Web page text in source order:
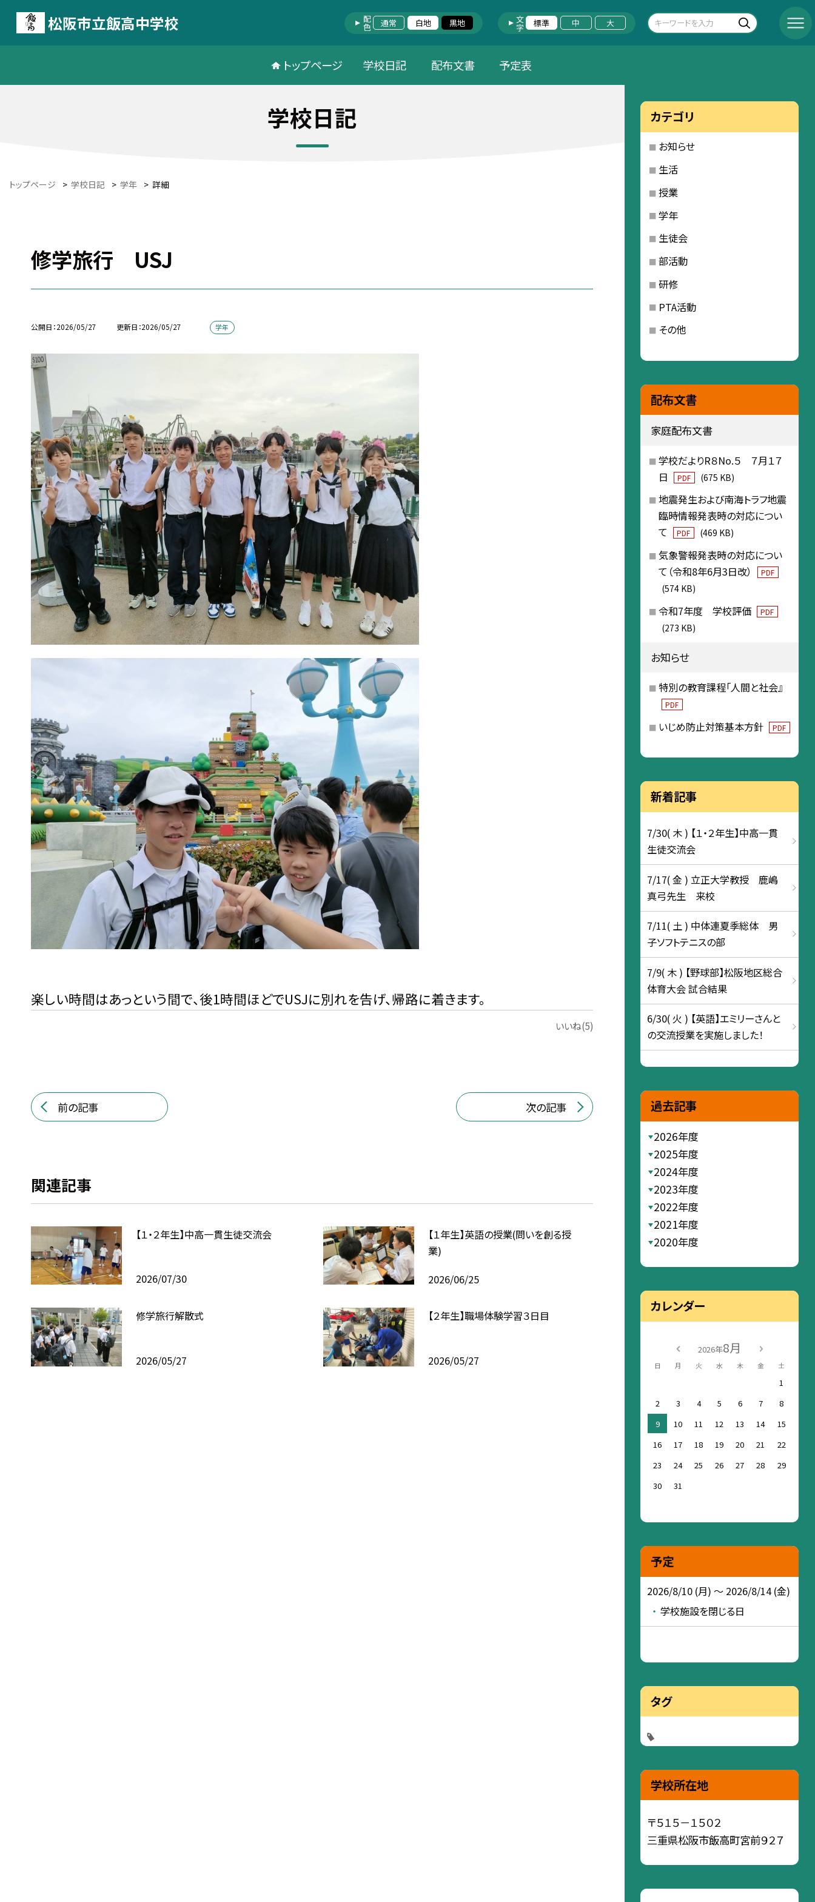
松阪市立飯高中学校 配色 通常 白地 黒地 文字 標準 中 大
トップページ 学校日記 配布文書 予定表
学校日記
トップページ > 学校日記 > 学年 > 詳細
修学旅行 USJ
公開日 2026/05/27 更新日 2026/05/27 学年
楽しい時間はあっという間で、後1時間ほどでUSJに別れを告げ、帰路に着きます。
いいね(5)
前の記事 次の記事
関連記事
【１・２年生】中高一貫生徒交流会
2026/07/30
【１年生】英語の授業(問いを創る授
業)
2026/06/25
修学旅行解散式
2026/05/27
【２年生】職場体験学習３日目
2026/05/27
カテゴリ
お知らせ
生活
授業
学年
生徒会
部活動
研修
PTA活動
その他
配布文書
家庭配布文書
学校だよりR８No.５ ７月１７
日
PDF (675 KB)
地震発生および南海トラフ地震
臨時情報発表時の対応につい
て
PDF (469 KB)
気象警報発表時の対応につい
て（令和8年6月3日改）
PDF
(574 KB)
令和7年度 学校評価 PDF
(273 KB)
お知らせ
特別の教育課程「人間と社会』
PDF
いじめ防止対策基本方針 PDF
新着記事
7/30( 木 ) 【１・２年生】中高一貫
生徒交流会
7/17( 金 ) 立正大学教授 鹿嶋
真弓先生 来校
7/11( 土 ) 中体連夏季総体 男
子ソフトテニスの部
7/9( 木 ) 【野球部】松阪地区総合
体育大会 試合結果
6/30( 火 ) 【英語】エミリーさんと
の交流授業を実施しました！
過去記事
2026年度
2025年度
2024年度
2023年度
2022年度
2021年度
2020年度
カレンダー
2026年8月
日 月 火 水 木 金 土
1
2
3 4 5 6 7
8
9
10 11 12 13 14
15
16
17 18 19 20 21
22
23
24 25 26 27 28
29
30
31
予定
2026/8/10 (月) ～ 2026/8/14 (金)
学校施設を閉じる日
タグ
学校所在地
〒５１５－１５０２
三重県松阪市飯高町宮前９２７